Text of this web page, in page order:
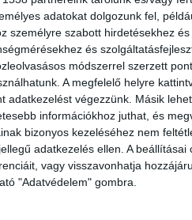
adatokat dolgozunk fel,
személyre szabott hirdetésekhez
és
módszerrel szerzett
A megfelelő helyre
adatkezelést végezzünk. Másik
információkhoz juthat, és
bizonyos kezeléséhez nem
adatkezelés ellen. A
vagy visszavonhatja
"Adatvédelem" gombra.
önrendelkezési
ezért arra nem